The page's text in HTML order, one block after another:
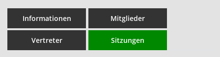
Informationen Mitglieder
Vertreter Sitzungen